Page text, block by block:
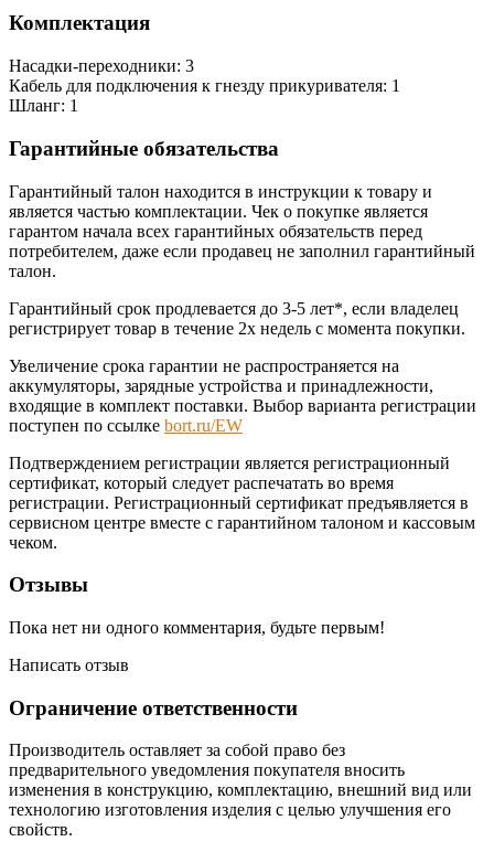
Комплектация
Насадки-переходники: 3
Кабель для подключения к гнезду прикуривателя: 1
Шланг: 1
Гарантийные обязательства
Гарантийный талон находится в инструкции к товару и
является частью комплектации. Чек о покупке является
гарантом начала всех гарантийных обязательств перед
потребителем, даже если продавец не заполнил гарантийный
талон.
Гарантийный срок продлевается до 3-5 лет*, если владелец
регистрирует товар в течение 2х недель с момента покупки.
Увеличение срока гарантии не распространяется на
аккумуляторы, зарядные устройства и принадлежности,
входящие в комплект поставки. Выбор варианта регистрации
поступен по ссылке bort.ru/EW
Подтверждением регистрации является регистрационный
сертификат, который следует распечатать во время
регистрации. Регистрационный сертификат предъявляется в
сервисном центре вместе с гарантийном талоном и кассовым
чеком.
Отзывы
Пока нет ни одного комментария, будьте первым!
Написать отзыв
Ограничение ответственности
Производитель оставляет за собой право без
предварительного уведомления покупателя вносить
изменения в конструкцию, комплектацию, внешний вид или
технологию изготовления изделия с целью улучшения его
свойств.